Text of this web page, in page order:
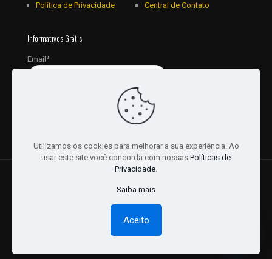
Política de Privacidade
Central de Contato
Informativos Grátis
Email*
Distribuidora Ltda - CNPJ: 16757010/0001-06. | Desenvolvido
por:Websites Br
Utilizamos os cookies para melhorar a sua experiência. Ao
usar este site você concorda com nossas Políticas de
Privacidade.
Saiba mais
Aceito